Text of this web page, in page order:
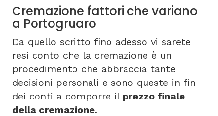
Cremazione fattori che variano
a Portogruaro
Da quello scritto fino adesso vi sarete
resi conto che la cremazione è un
procedimento che abbraccia tante
decisioni personali e sono queste in fin
dei conti a comporre il prezzo finale
della cremazione.